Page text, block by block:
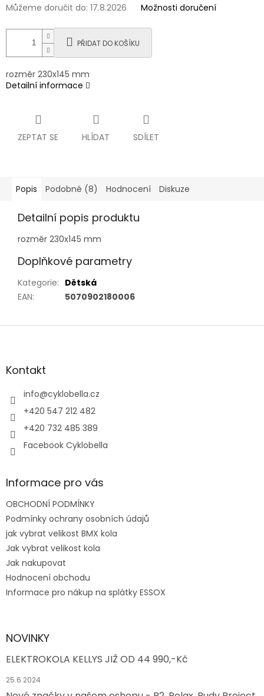
Můžeme doručit do: 17.8.2026 Možnosti doručení
PŘIDAT DO KOŠÍKU
rozměr 230x145 mm
Detailní informace
ZEPTAT SE HLÍDAT SDÍLET
Popis Podobné (8) Hodnocení Diskuze
Detailní popis produktu
rozměr 230x145 mm
Doplňkové parametry
Kategorie: Dětská
EAN: 5070902180006
Z
aKontakt
info@cyklobella.cz
+420 547 212 482
+420 732 485 389
Facebook Cyklobella
Informace pro vás
OBCHODNÍ PODMÍNKY
Podmínky ochrany osobních údajů
jak vybrat velikost BMX kola
Jak vybrat velikost kola
Jak nakupovat
Hodnocení obchodu
Informace pro nákup na splátky ESSOX
NOVINKY
ELEKTROKOLA KELLYS JIŽ OD 44 990,-Kč
25.6.2024